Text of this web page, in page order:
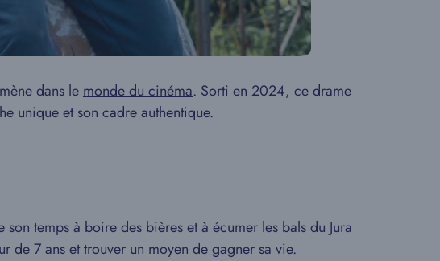
dans lemonde du cinéma. Sorti en 2024, ce drame
unique et son cadre authentique.
temps à boire des bières et à écumer les bals du Jura
de 7 ans et trouver un moyen de gagner sa vie.